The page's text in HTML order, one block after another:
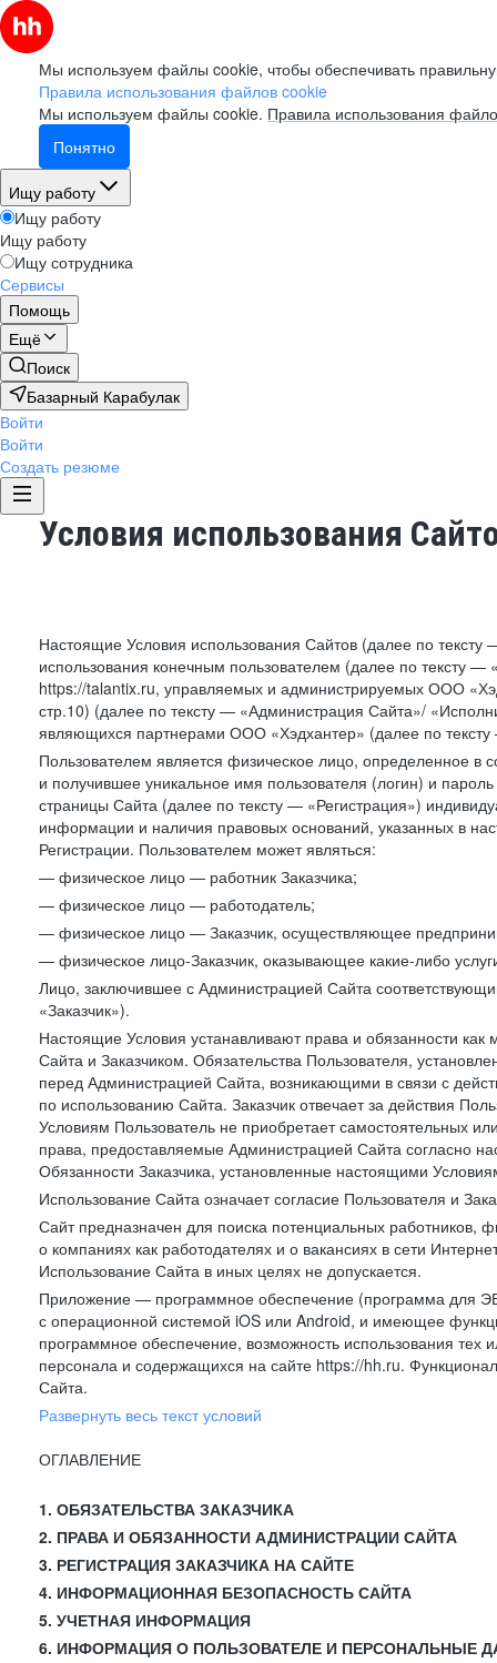
Мы используем файлы cookie, чтобы обеспечивать
Правила использования файлов cookie
Мы используем файлы cookie. Правила использования
Понятно
Ищу работу
Ищу работу
Ищу работу
Ищу сотрудника
Сервисы
Помощь
Ещё
Поиск
Базарный Карабулак
Войти
Войти
Создать резюме
Условия использования
Настоящие Условия использования Сайтов (далее по
использования конечным пользователем (далее по тексту
https://talantix.ru, управляемых и администрируемых ООО
стр.10) (далее по тексту — «Администрация Сайта»/
являющихся партнерами ООО «Хэдхантер» (далее по
Пользователем является физическое лицо, определенное в
и получившее уникальное имя пользователя (логин) и
страницы Сайта (далее по тексту — «Регистрация»)
информации и наличия правовых оснований, указанных в
Регистрации. Пользователем может являться:
— физическое лицо — работник Заказчика;
— физическое лицо — работодатель;
— физическое лицо — Заказчик, осуществляющее
— физическое лицо-Заказчик, оказывающее какие-либо
Лицо, заключившее с Администрацией Сайта
«Заказчик»).
Настоящие Условия устанавливают права и обязанности
Сайта и Заказчиком. Обязательства Пользователя,
перед Администрацией Сайта, возникающими в связи с
по использованию Сайта. Заказчик отвечает за действия
Условиям Пользователь не приобретает самостоятельных
права, предоставляемые Администрацией Сайта согласно
Обязанности Заказчика, установленные настоящими
Использование Сайта означает согласие Пользователя и
Сайт предназначен для поиска потенциальных
о компаниях как работодателях и о вакансиях в сети
Использование Сайта в иных целях не допускается.
Приложение — программное обеспечение (программа для
с операционной системой iOS или Android, и имеющее
программное обеспечение, возможность использования
персонала и содержащихся на сайте https://hh.ru.
Сайта.
Развернуть весь текст условий
ОГЛАВЛЕНИЕ
1. ОБЯЗАТЕЛЬСТВА ЗАКАЗЧИКА
2. ПРАВА И ОБЯЗАННОСТИ АДМИНИСТРАЦИИ САЙТА
3. РЕГИСТРАЦИЯ ЗАКАЗЧИКА НА САЙТЕ
4. ИНФОРМАЦИОННАЯ БЕЗОПАСНОСТЬ САЙТА
5. УЧЕТНАЯ ИНФОРМАЦИЯ
6. ИНФОРМАЦИЯ О ПОЛЬЗОВАТЕЛЕ И ПЕРСОНАЛЬНЫЕ